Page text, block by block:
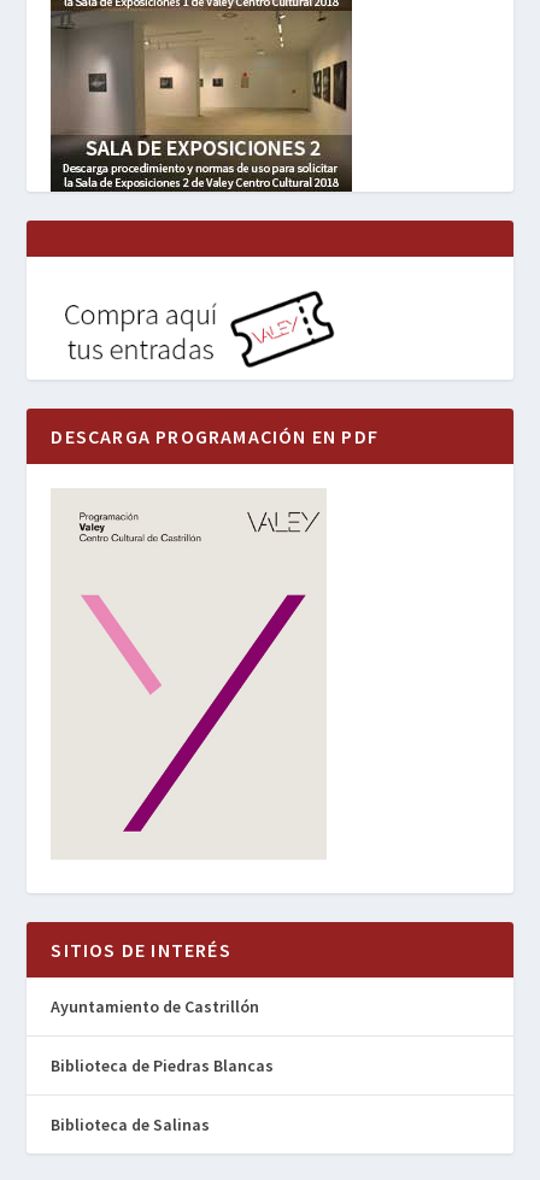
DESCARGA PROGRAMACIÓN EN PDF
SITIOS DE INTERÉS
Ayuntamiento de Castrillón
Biblioteca de Piedras Blancas
Biblioteca de Salinas